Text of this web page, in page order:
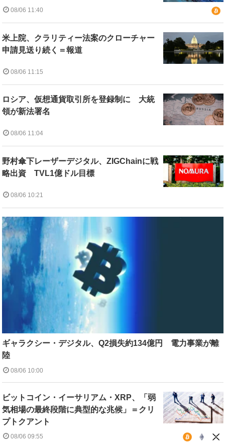
08/06 11:40
米上院、クラリティー法案のクローチャー
申請見送り続く＝報道
08/06 11:15
ロシア、仮想通貨取引所を登録制に 大統
領が新法署名
08/06 11:04
野村傘下レーザーデジタル、ZIGChainに戦
略出資 TVL1億ドル目標
08/06 10:21
ギャラクシー・デジタル、Q2損失約134億円 電力事業が離
陸
08/06 10:00
ビットコイン・イーサリアム・XRP、「弱
気相場の最終段階に典型的な兆候」＝クリ
プトクアント
08/06 09:55